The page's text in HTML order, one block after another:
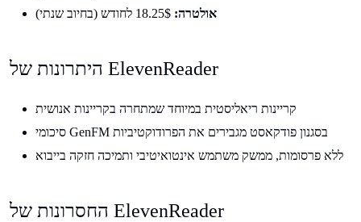
אולטרה:
היתרונות של ElevenReader
קריינות ריאליסטית במיוחד שמתחרה בקריינות אנושית
סיכומי GenFM בסגנון פודקאסט מגבירים את הפרודוקטיביות
ללא פרסומות, ממשק משתמש אינטואיטיבי ותמיכה חזקה בייבוא
החסרונות של ElevenReader